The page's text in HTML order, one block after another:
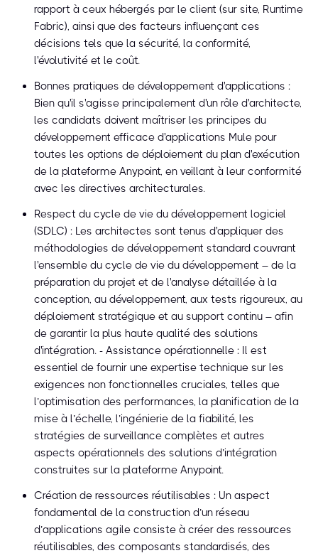
rapport à ceux hébergés par le client (sur site, Runtime
Fabric), ainsi que des facteurs influençant ces
décisions tels que la sécurité, la conformité,
l'évolutivité et le coût.
Bonnes pratiques de développement d'applications :
Bien qu'il s'agisse principalement d'un rôle d'architecte,
les candidats doivent maîtriser les principes du
développement efficace d'applications Mule pour
toutes les options de déploiement du plan d'exécution
de la plateforme Anypoint, en veillant à leur conformité
avec les directives architecturales.
Respect du cycle de vie du développement logiciel
(SDLC) : Les architectes sont tenus d'appliquer des
méthodologies de développement standard couvrant
l'ensemble du cycle de vie du développement – de la
préparation du projet et de l'analyse détaillée à la
conception, au développement, aux tests rigoureux, au
déploiement stratégique et au support continu – afin
de garantir la plus haute qualité des solutions
d'intégration. - Assistance opérationnelle : Il est
essentiel de fournir une expertise technique sur les
exigences non fonctionnelles cruciales, telles que
l’optimisation des performances, la planification de la
mise à l’échelle, l’ingénierie de la fiabilité, les
stratégies de surveillance complètes et autres
aspects opérationnels des solutions d’intégration
construites sur la plateforme Anypoint.
Création de ressources réutilisables : Un aspect
fondamental de la construction d’un réseau
d’applications agile consiste à créer des ressources
réutilisables, des composants standardisés, des